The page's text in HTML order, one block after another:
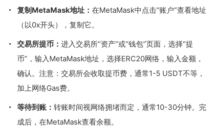
复制MetaMask地址： 在MetaMask中点击“账户”查看地址
（以0x开头），复制它。
交易所提币： 进入交易所“资产”或“钱包”页面，选择“提
币”，输入MetaMask地址，选择ERC20网络，输入金额，
确认。注意：交易所会收取提币费，通常1-5 USDT不等，
加上网络Gas费。
等待到账： 转账时间视网络拥堵而定，通常10-30分钟。完
成后，在MetaMask查看余额。